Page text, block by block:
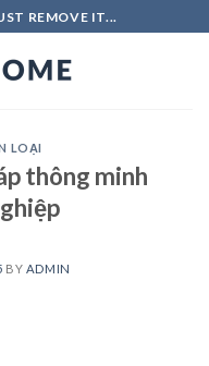
REMOVE IT...
LOẠI
thông minh
BY ADMIN